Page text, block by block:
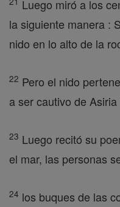
Luego miró a los
la siguiente manera :
nido en lo alto de la
22 Pero el nido
a ser cautivo de Asiria
23 Luego recitó su
el mar, las personas
24 los buques de las